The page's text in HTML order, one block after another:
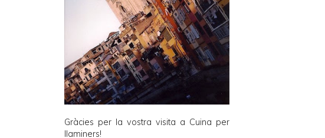
Gràcies per la vostra visita a Cuina per
llaminers!